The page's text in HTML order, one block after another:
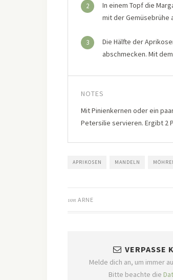
2
In einem Topf die
mit der Gemüsebrühe
3
Die Hälfte der
abschmecken. Mit
NOTES
Mit Pinienkernen oder ein
Petersilie servieren. Ergibt 2
APRIKOSEN MANDELN
von ARNE
VERPASSE
Melde dich an, um immer
Bitte beachte die